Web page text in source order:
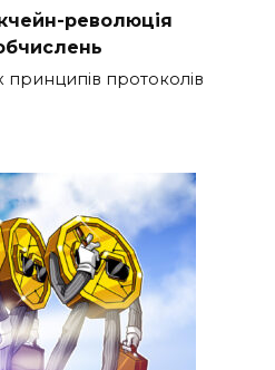
революція
протоколів